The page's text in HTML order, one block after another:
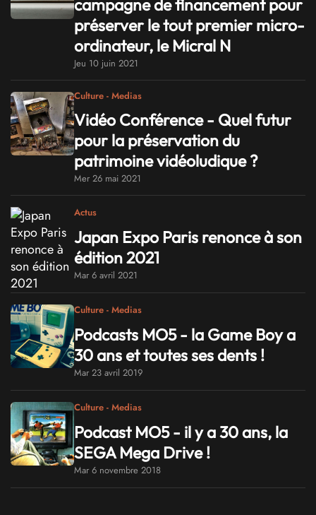
campagne de financement pour
préserver le tout premier micro-
ordinateur, le Micral N
Jeu 10 juin 2021
Culture - Medias
Vidéo Conférence - Quel futur
pour la préservation du
patrimoine vidéoludique ?
Mer 26 mai 2021
Actus
Japan Expo Paris renonce à son
édition 2021
Mar 6 avril 2021
Culture - Medias
Podcasts MO5 - la Game Boy a
30 ans et toutes ses dents !
Mar 23 avril 2019
Culture - Medias
Podcast MO5 - il y a 30 ans, la
SEGA Mega Drive !
Mar 6 novembre 2018